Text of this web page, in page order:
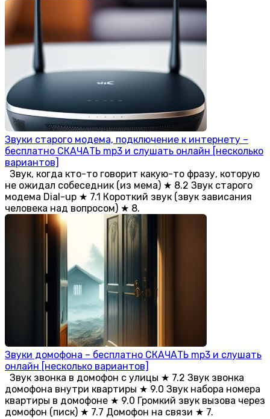
Звуки старого модема, подключение к интернету –
бесплатно СКАЧАТЬ mp3 и слушать онлайн [несколько
вариантов]
Звук, когда кто-то говорит какую-то фразу, которую
не ожидал собеседник (из мема) ★ 8.2 Звук старого
модема Dial-up ★ 7.1 Короткий звук (звук зависания
человека над вопросом) ★ 8.
Звуки домофона – бесплатно СКАЧАТЬ mp3 и слушать
онлайн [несколько вариантов]
Звук звонка в домофон с улицы ★ 7.2 Звук звонка
домофона внутри квартиры ★ 9.0 Звук набора номера
квартиры в домофоне ★ 9.0 Громкий звук вызова через
домофон (писк) ★ 7.7 Домофон на связи ★ 7.